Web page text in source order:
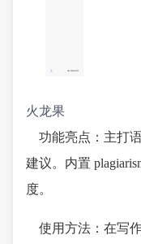
火龙果
功能亮点：主打
建议。内置
度。
使用方法：在写